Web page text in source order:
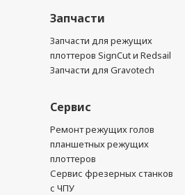
Запчасти
Запчасти для режущих
плоттеров SignCut и Redsail
Запчасти для Gravotech
Сервис
Ремонт режущих голов
планшетных режущих
плоттеров
Сервис фрезерных станков
с ЧПУ